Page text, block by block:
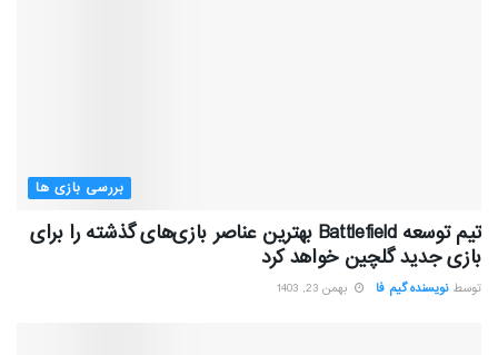
بررسی بازی ها
تیم توسعه Battlefield بهترین عناصر بازی‌های گذشته را برای
بازی جدید گلچین خواهد کرد
توسط نویسنده گیم فا بهمن 23, 1403